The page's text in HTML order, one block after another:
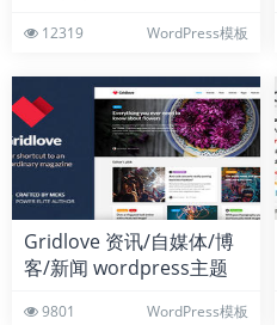
12319 WordPress模板
Gridlove 资讯/自媒体/博
客/新闻 wordpress主题
9801 WordPress模板